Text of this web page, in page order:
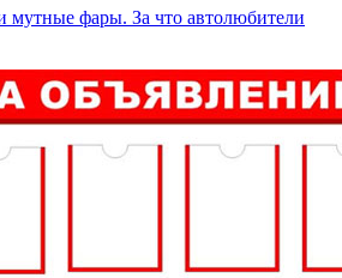
мутные фары. За что автолюбители